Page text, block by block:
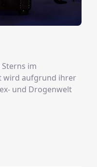
im
wird aufgrund ihrer
und Drogenwelt